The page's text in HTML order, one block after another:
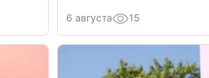
6 августа 15